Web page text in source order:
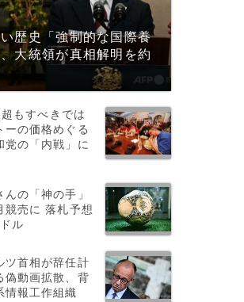
歴史「強制的な国際養
大統領が真相解明を約
超もすべきでは
ーの価格めぐる
党の「内戦」に
の「神の手」
競売に 落札予想
ル
ツ首相が辞任計
偽動画拡散、背
情報工作組織